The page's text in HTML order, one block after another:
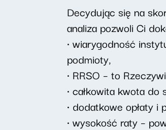
Decydując się na
analiza pozwoli Ci
• wiarygodność
podmioty,
• RRSO – to
• całkowita kwota
• dodatkowe opłaty
• wysokość raty –